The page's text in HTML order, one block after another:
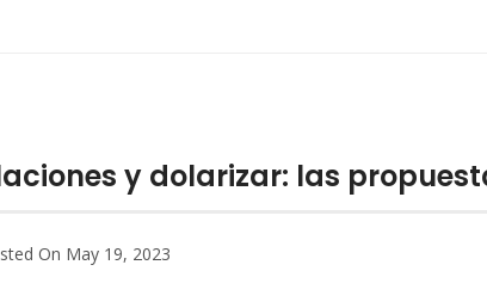
y dolarizar: las
On May 19, 2023